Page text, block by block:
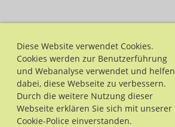
Diese Website verwendet Cookies.
Cookies werden zur Benutzerführung
und Webanalyse verwendet und helfen
dabei, diese Webseite zu verbessern.
Durch die weitere Nutzung dieser
Webseite erklären Sie sich mit unserer
Cookie-Police einverstanden.